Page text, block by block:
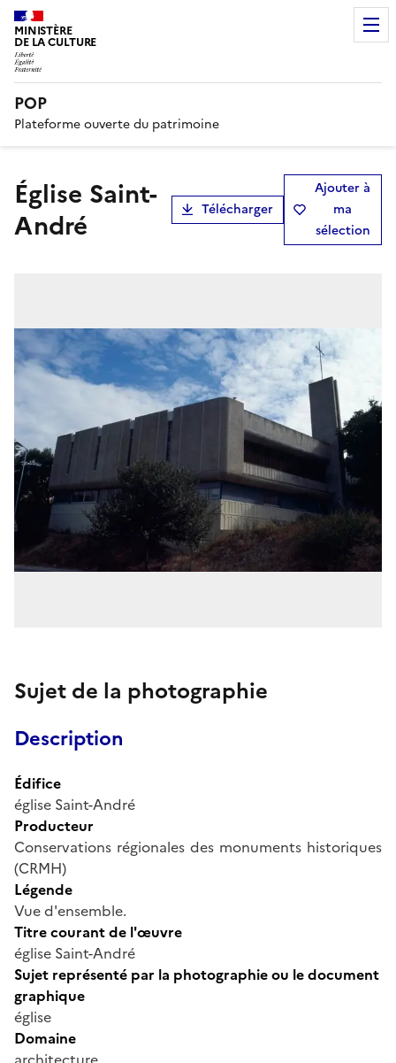
MINISTÈRE
DE LA CULTURE
POP
Plateforme ouverte du patrimoine
église Saint-
André
Télécharger
Ajouter à
ma
sélection
Sujet de la photographie
Description
Édifice
église Saint-André
Producteur
Conservations régionales des monuments historiques
(CRMH)
Légende
Vue d'ensemble.
Titre courant de l'œuvre
église Saint-André
Sujet représenté par la photographie ou le document
graphique
église
Domaine